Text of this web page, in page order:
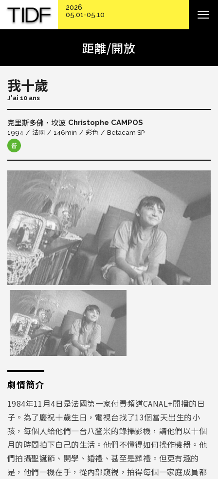
距離/開放
我十歲
J'ai 10 ans
克里斯多佛．坎波 Christophe CAMPOS
1994 法國 146min 彩色 Betacam SP
普
劇情簡介
1984年11月4日是法國第一家付費頻道CANAL+開播的日
子。為了慶祝十歲生日，電視台找了13個當天出生的小
孩，每個人給他們一台八釐米的錄攝影機，請他們以十個
月的時間拍下自己的生活。他們不懂得如何操作機器。他
們拍攝聖誕節、開學、婚禮、甚至是葬禮。但更有趣的
是，他們一機在手，從內部窺視，拍得每個一家庭成員都
2026
05.01-05.10